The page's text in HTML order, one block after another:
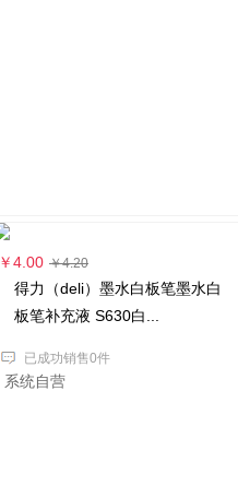
￥4.00 ￥4.20
得力（deli）墨水白板笔墨水白
板笔补充液 S630白...
已成功销售0件
系统自营